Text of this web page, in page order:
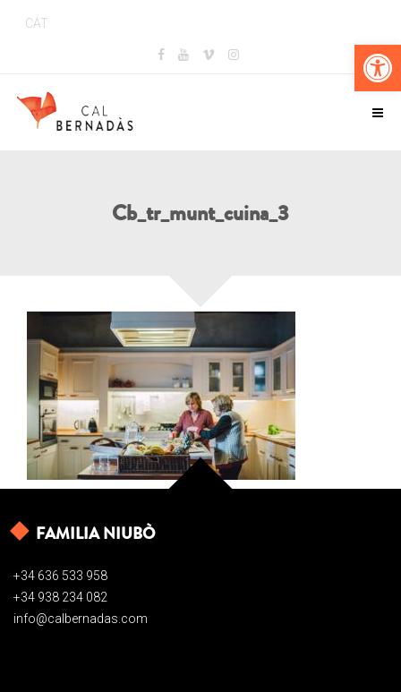
CAT
Cb_tr_munt_cuina_3
FAMILIA NIUBÒ
+34 636 533 958
+34 938 234 082
info@calbernadas.com